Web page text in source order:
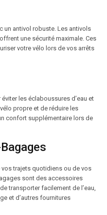
un antivol robuste. Les antivols
une sécurité maximale. Ces
votre vélo lors de vos arrêts
les éclaboussures d’eau et
propre et de réduire les
confort supplémentaire lors de
trajets quotidiens ou de vos
sont des accessoires
transporter facilement de l’eau,
et d’autres fournitures